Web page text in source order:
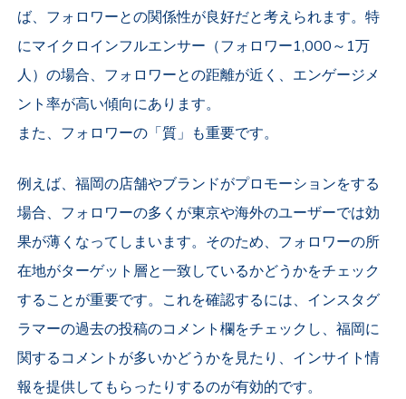
ば、フォロワーとの関係性が良好だと考えられます。特
にマイクロインフルエンサー（フォロワー1,000～1万
人）の場合、フォロワーとの距離が近く、エンゲージメ
ント率が高い傾向にあります。
また、フォロワーの「質」も重要です。
例えば、福岡の店舗やブランドがプロモーションをする
場合、フォロワーの多くが東京や海外のユーザーでは効
果が薄くなってしまいます。そのため、フォロワーの所
在地がターゲット層と一致しているかどうかをチェック
することが重要です。これを確認するには、インスタグ
ラマーの過去の投稿のコメント欄をチェックし、福岡に
関するコメントが多いかどうかを見たり、インサイト情
報を提供してもらったりするのが有効的です。